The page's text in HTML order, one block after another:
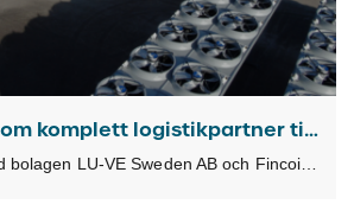
TKL Logistics som komplett logistikpartner till LU-VE Nordic
LU-VE Nordic (med bolagen LU-VE Sweden AB och Fincoil LU-VE Oy) är en del av